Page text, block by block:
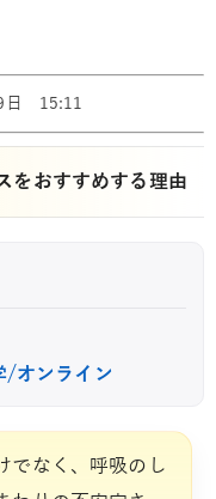
日 15:11
をおすすめする理由
/オンライン
でなく、呼吸のし